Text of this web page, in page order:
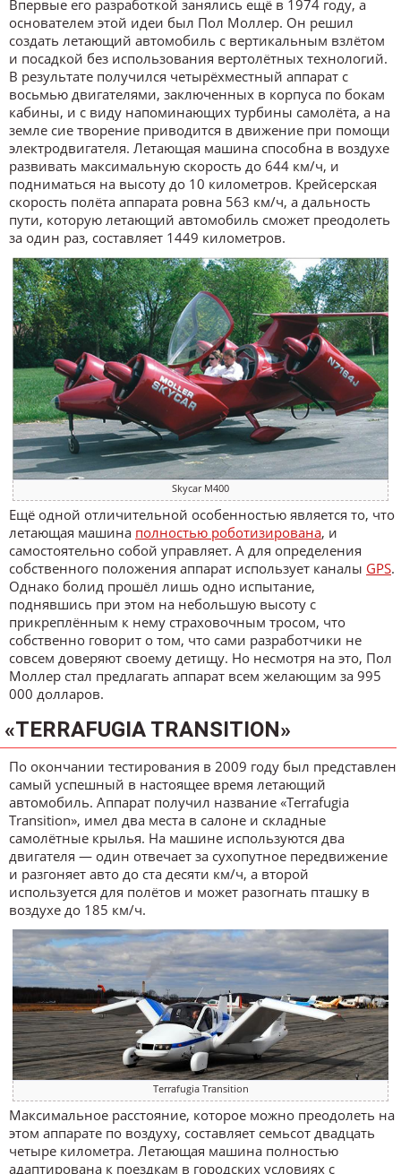
Впервые его разработкой занялись ещё в 1974 году, а
основателем этой идеи был Пол Моллер. Он решил
создать летающий автомобиль с вертикальным взлётом
и посадкой без использования вертолётных технологий.
В результате получился четырёхместный аппарат с
восьмью двигателями, заключенных в корпуса по бокам
кабины, и с виду напоминающих турбины самолёта, а на
земле сие творение приводится в движение при помощи
электродвигателя. Летающая машина способна в воздухе
развивать максимальную скорость до 644 км/ч, и
подниматься на высоту до 10 километров. Крейсерская
скорость полёта аппарата ровна 563 км/ч, а дальность
пути, которую летающий автомобиль сможет преодолеть
за один раз, составляет 1449 километров.
Skycar M400
Ещё одной отличительной особенностью является то, что
летающая машина полностью роботизирована, и
самостоятельно собой управляет. А для определения
собственного положения аппарат использует каналы GPS.
Однако болид прошёл лишь одно испытание,
поднявшись при этом на небольшую высоту с
прикреплённым к нему страховочным тросом, что
собственно говорит о том, что сами разработчики не
совсем доверяют своему детищу. Но несмотря на это, Пол
Моллер стал предлагать аппарат всем желающим за 995
000 долларов.
«TERRAFUGIA TRANSITION»
По окончании тестирования в 2009 году был представлен
самый успешный в настоящее время летающий
автомобиль. Аппарат получил название «Terrafugia
Transition», имел два места в салоне и складные
самолётные крылья. На машине используются два
двигателя — один отвечает за сухопутное передвижение
и разгоняет авто до ста десяти км/ч, а второй
используется для полётов и может разогнать пташку в
воздухе до 185 км/ч.
Terrafugia Transition
Максимальное расстояние, которое можно преодолеть на
этом аппарате по воздуху, составляет семьсот двадцать
четыре километра. Летающая машина полностью
адаптирована к поездкам в городских условиях с